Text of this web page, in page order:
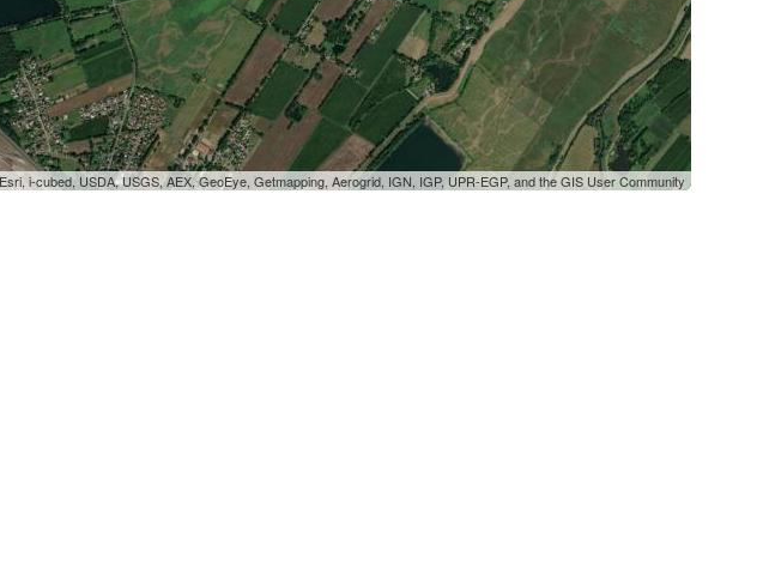
i-cubed, USDA, USGS, AEX, GeoEye, Getmapping, Aerogrid, IGN, IGP, UPR-EGP, and the GIS User Community